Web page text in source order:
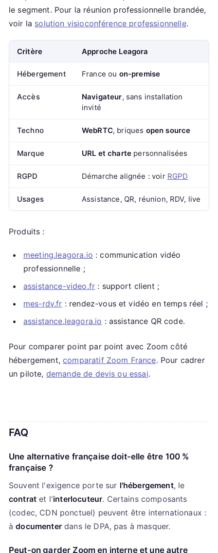
le segment. Pour la réunion professionnelle brandée,
voir la solution visioconférence professionnelle.
Critère Approche Leagora
Hébergement France ou on-premise
Accès Navigateur, sans installation
invité
Techno WebRTC, briques open source
Marque URL et charte personnalisées
RGPD Démarche alignée : voir RGPD
Usages Assistance, QR, réunion, RDV, live
Produits :
meeting.leagora.io : communication vidéo
professionnelle ;
assistance-video.fr : support client ;
mes-rdv.fr : rendez-vous et vidéo en temps réel ;
assistance.leagora.io : assistance QR code.
Pour comparer point par point avec Zoom côté
hébergement,comparatif Zoom France. Pour cadrer
un pilote, demande de devis ou essai.
FAQ
Une alternative française doit-elle être 100 %
française ?
Souvent l'exigence porte sur l'hébergement, le
contrat et l'interlocuteur. Certains composants
(codec, CDN ponctuel) peuvent être internationaux :
àdocumenterdans le DPA, pas à masquer.
Peut-on garder Zoom en interne et une autre